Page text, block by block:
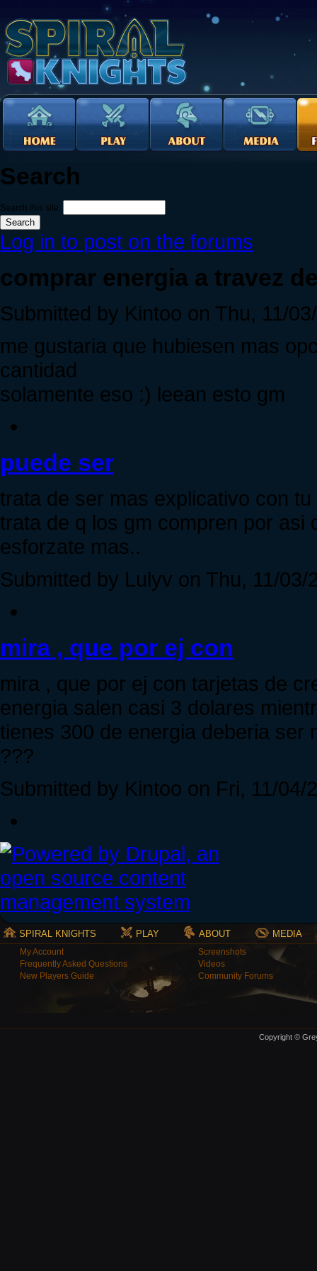
Search
Search this site:
Log in to post on the forums
comprar energia a travez
Submitted by Kintoo on Thu, 11/
me gustaria que hubiesen mas
cantidad
solamente eso :) leean esto gm
puede ser
trata de ser mas explicativo con
trata de q los gm compren por asi
esforzate mas..
Submitted by Lulyv on Thu, 11/03/
mira , que por ej con
mira , que por ej con tarjetas de
energia salen casi 3 dolares
tienes 300 de energia deberia ser
???
Submitted by Kintoo on Fri, 11/04/
SPIRAL KNIGHTS PLAY ABOUT MEDIA
My Account
Frequently Asked Questions
New Players Guide
Screenshots
Videos
Community Forums
Copyright ©